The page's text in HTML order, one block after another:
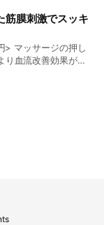
射のような痛みはあ
しください。 ※初
組み込めます。 あち
は必
が気になる方はお
筋膜刺激でスッキ
マッサージの押し
り血流改善効果があ